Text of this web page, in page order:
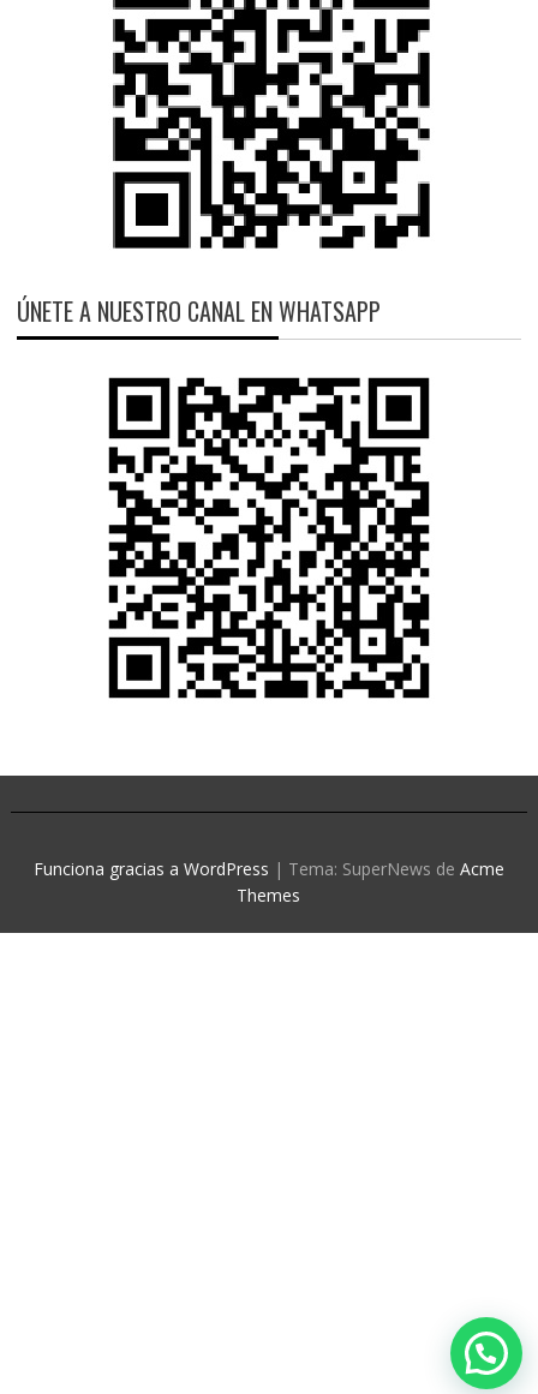
ÚNETE A NUESTRO CANAL EN WHATSAPP
Funciona gracias a WordPress | Tema: SuperNews de Acme
Themes